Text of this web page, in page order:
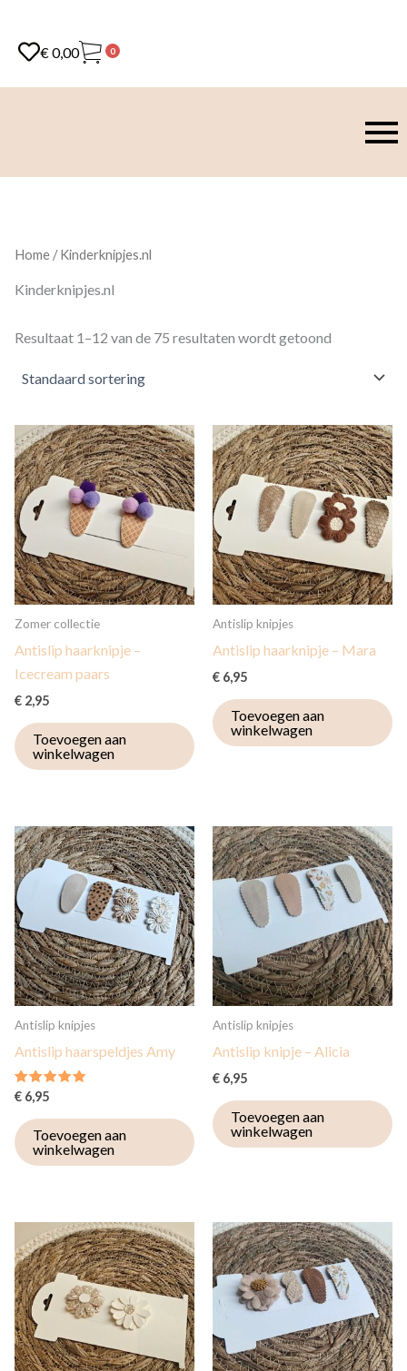
€0,00 0
Home / Kinderknipjes.nl
Kinderknipjes.nl
Resultaat 1–12 van de 75 resultaten wordt getoond
Zomer collectie
Antislip haarknipje –
Icecream paars
€ 2,95
Toevoegen aan
winkelwagen
Antislip knipjes
Antislip haarknipje – Mara
€ 6,95
Toevoegen aan
winkelwagen
Antislip knipjes
Antislip haarspeldjes Amy
Gewaardeerd
5.00
uit 5
€ 6,95
Toevoegen aan
winkelwagen
Antislip knipjes
Antislip knipje – Alicia
€ 6,95
Toevoegen aan
winkelwagen